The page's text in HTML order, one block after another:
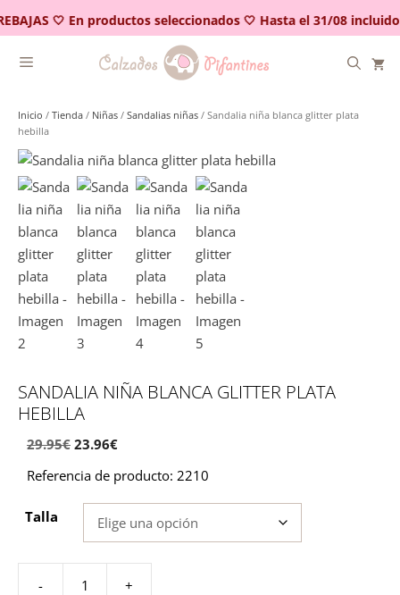
🤍 En productos seleccionados 🤍 Hasta el 31/08 incluido
al
contenido
Inicio / Tienda / Niñas / Sandalias niñas / Sandalia niña blanca glitter plata
hebilla
SANDALIA NIÑA BLANCA GLITTER PLATA
HEBILLA
29.95€ El
precio
original
29.95€.
23.96€El
precio
23.96€.
Referencia de producto: 2210
Talla
- +